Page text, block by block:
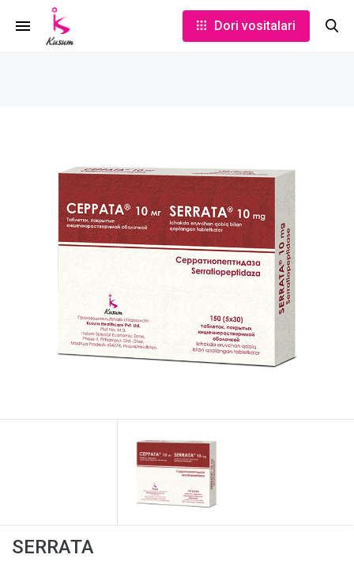
Dori vositalari
SERRATA